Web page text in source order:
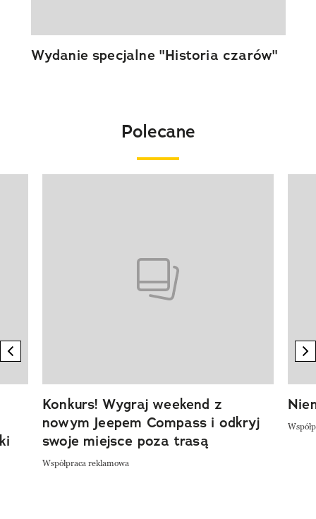
Wydanie specjalne "Historia czarów"
Polecane
previous element
Konkurs! Wygraj weekend z
nowym Jeepem Compass i odkryj
swoje miejsce poza trasą
Współpraca reklamowa